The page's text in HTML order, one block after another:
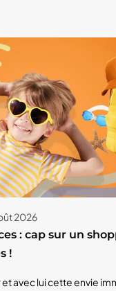
2026
: cap sur un
!
et avec lui cette envie